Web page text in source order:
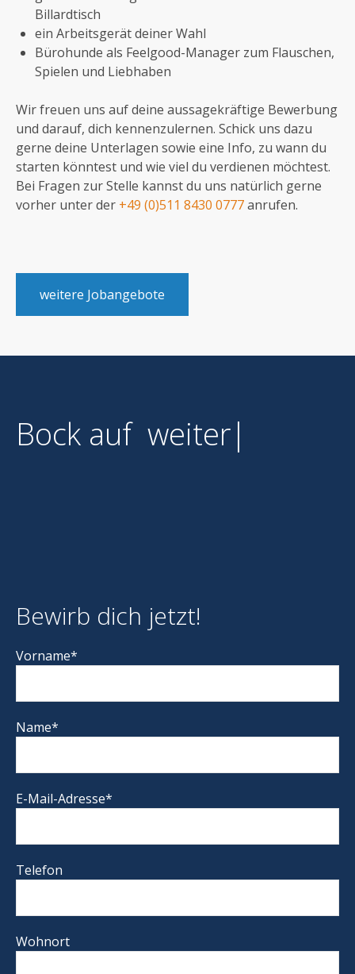
Billardtisch
ein Arbeitsgerät deiner Wahl
Bürohunde als Feelgood-Manager zum Flauschen,
Spielen und Liebhaben
Wir freuen uns auf deine aussagekräftige Bewerbung
und darauf, dich kennenzulernen. Schick uns dazu
gerne deine Unterlagen sowie eine Info, zu wann du
starten könntest und wie viel du verdienen möchtest.
Bei Fragen zur Stelle kannst du uns natürlich gerne
vorher unter der +49 (0)511 8430 0777anrufen.
weitere Jobangebote
Bock auf
Bewirb dich jetzt!
Vorname*
Name*
E-Mail-Adresse*
Telefon
Wohnort